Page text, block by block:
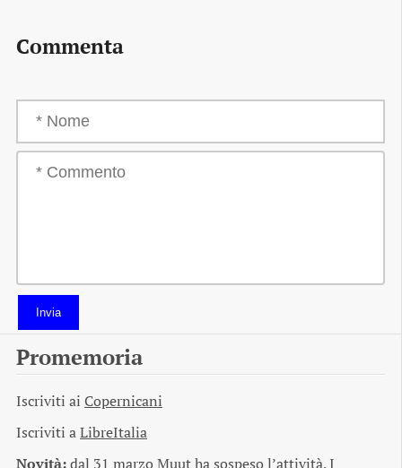
Commenta
Invia
Promemoria
Iscriviti ai Copernicani
Iscriviti aLibreItalia
Novità:dal 31 marzo Muut ha sospeso l’attività. I